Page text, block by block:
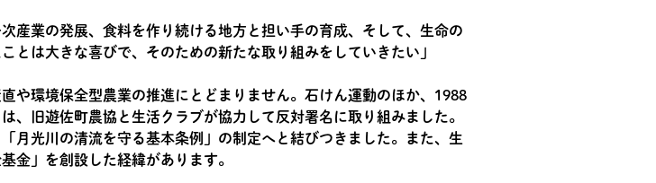
産業の発展、食料を作り続ける地方と担い手の育成、そして、生命の
とは大きな喜びで、そのための新たな取り組みをしていきたい」
や環境保全型農業の推進にとどまりません。石けん運動のほか、1988
、旧遊佐町農協と生活クラブが協力して反対署名に取り組みました。
月光川の清流を守る基本条例」の制定へと結びつきました。また、生
金」を創設した経緯があります。